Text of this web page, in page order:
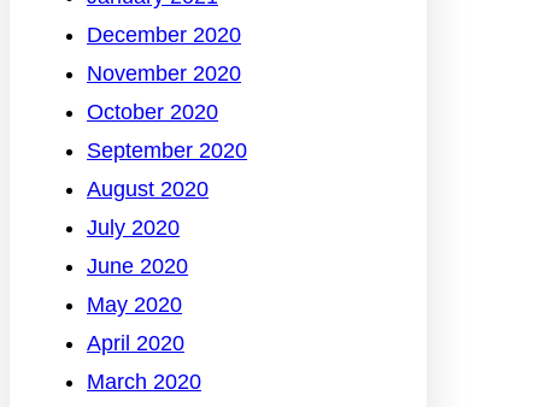
December 2020
November 2020
October 2020
September 2020
August 2020
July 2020
June 2020
May 2020
April 2020
March 2020